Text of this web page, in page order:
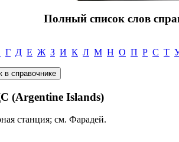
Полный список слов
Г Д Е Ж З И К Л М Н О П Р С Т
Islands)
станция; см. Фарадей.